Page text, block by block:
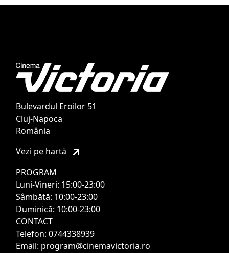
Bulevardul Eroilor 51
Cluj-Napoca
România
Vezi pe hartă
PROGRAM
Luni-Vineri: 15:00-23:00
Sâmbătă: 10:00-23:00
Duminică: 10:00-23:00
CONTACT
Telefon: 0744338939
Email: program@cinemavictoria.ro